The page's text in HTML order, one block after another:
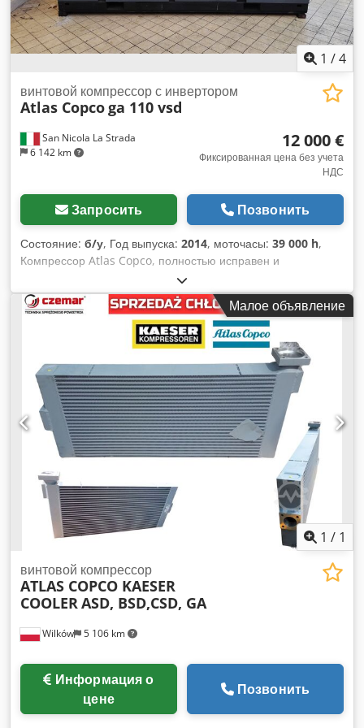
1 /4
San Nicola La Strada
6 142 km
винтовой компрессор с инвертором
Atlas Copcoga 110 vsd
12 000 €
Фиксированная цена без учета
НДС
Запросить Позвонить
Состояние: б/у, Год выпуска: 2014, моточасы: 39 000 h,
Компрессор Atlas Copco, полностью исправен и
малошумный (мы являемся официальными дилерами).
Основные характеристики: Макс. давление: 10 бар
Производительность: 19 200 л/мин Мощность: 110 кВт / 150
л.с. Dodpszc Hmhsfx Afzjkr
Малое объявление
1 / 1
Wilków 5 106 km
винтовой компрессор
ATLAS COPCO KAESER
COOLERASD, BSD,CSD, GA
цене
Позвонить